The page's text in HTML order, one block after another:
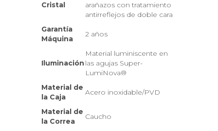
Cristal
arañazos con tratamiento
antirreflejos de doble cara
Garantía
Máquina
2 años
Iluminación
Material luminiscente en
las agujas Super-
LumiNova®
Material de
la Caja
Acero inoxidable/PVD
Material de
la Correa
Caucho